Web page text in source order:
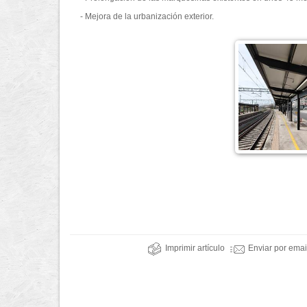
- Mejora de la urbanización exterior.
Imprimir artículo Enviar por